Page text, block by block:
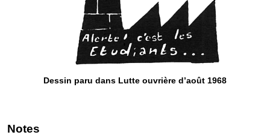
Dessin paru dans Lutte ouvrière d’août 1968
Notes